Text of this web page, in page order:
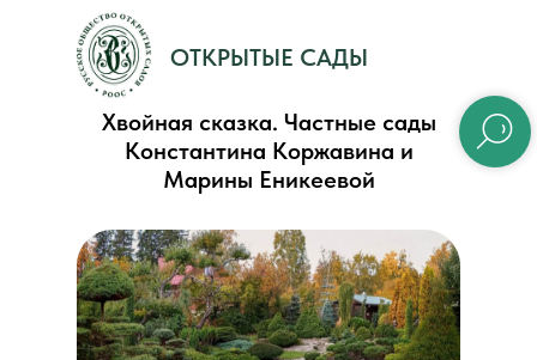
Хвойная сказка. Частные сады
Константина Коржавина и
Марины Еникеевой
ОТКРЫТЫЕ САДЫ